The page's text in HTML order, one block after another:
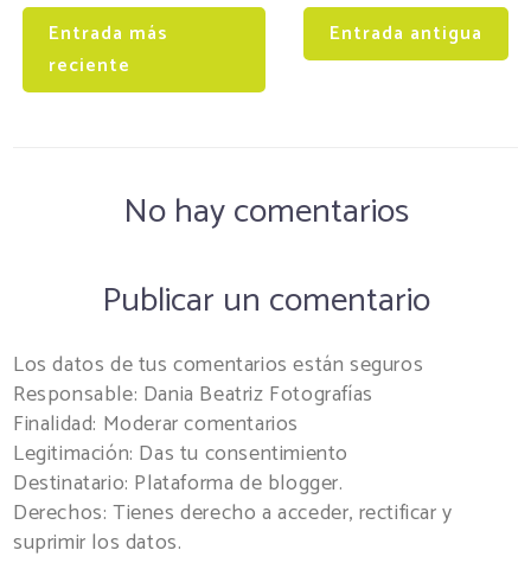
Entrada más
reciente
Entrada antigua
No hay comentarios
Publicar un comentario
Los datos de tus comentarios están seguros
Responsable: Dania Beatriz Fotografías
Finalidad: Moderar comentarios
Legitimación: Das tu consentimiento
Destinatario: Plataforma de blogger.
Derechos: Tienes derecho a acceder, rectificar y
suprimir los datos.